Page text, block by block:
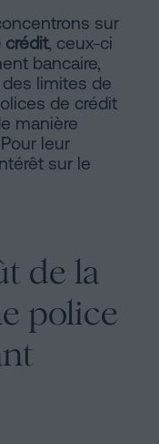
sur
crédit, ceux-ci
bancaire,
limites de
de crédit
manière
leur
sur le
de la
police